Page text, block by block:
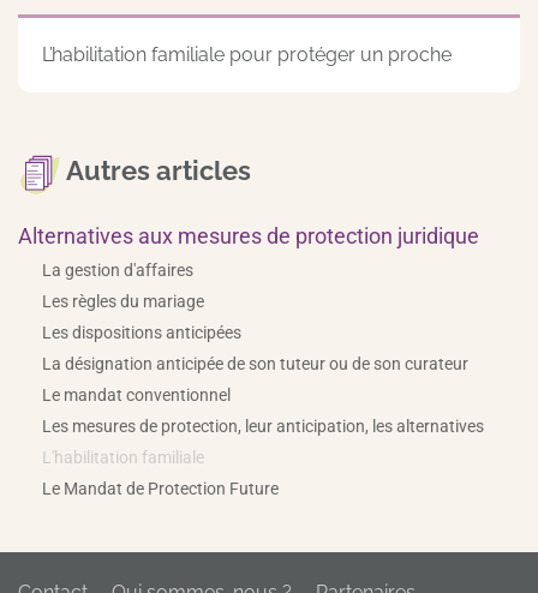
L’habilitation familiale pour protéger un proche
Autres articles
Alternatives aux mesures de protection juridique
La gestion d'affaires
Les règles du mariage
Les dispositions anticipées
La désignation anticipée de son tuteur ou de son curateur
Le mandat conventionnel
Les mesures de protection, leur anticipation, les alternatives
L'habilitation familiale
Le Mandat de Protection Future